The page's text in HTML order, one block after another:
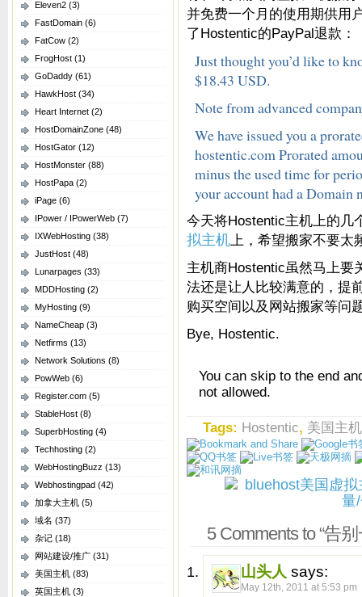
Eleven2 (3)
FastDomain (6)
FatCow (2)
FrogHost (1)
GoDaddy (61)
HawkHost (34)
Heart Internet (2)
HostDomainZone (48)
HostGator (12)
HostMonster (88)
HostPapa (2)
iPage (6)
IPower / IPowerWeb (7)
IXWebHosting (38)
JustHost (48)
Lunarpages (33)
MDDHosting (2)
MyHosting (9)
NameCheap (3)
Netfirms (13)
Network Solutions (8)
PowWeb (6)
Register.com (5)
StableHost (8)
SuperbHosting (4)
Techhosting (2)
WebHostingBuzz (13)
Webhostingpad (42)
加拿大主机 (5)
域名 (37)
杂记 (18)
网站建设/推广 (31)
美国主机 (83)
英国主机 (3)
并免费一个月的使用期供用
了Hostentic的PayPal退款：
Just thought you’d like to
$18.43 USD.
Note from advanced
We have issued you a
hostentic.com Prorated
minus the used time for
your account had a Domain
今天将Hostentic主机上的几
拟主机上，希望搬家不要太
主机商Hostentic虽然马上要
法还是让人比较满意的，提
购买空间以及网站搬家等问
Bye, Hostentic.
You can skip to the end
not allowed.
Tags: Hostentic, 美国主机
5 Comments to “告
山头人 says:
May 12th, 2011 at 5:53 pm